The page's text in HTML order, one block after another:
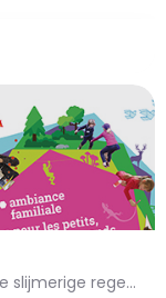
Wat vreselijk, een spin! Jakkes, een grote slijmerige regenworm! En slakken, daar wil ik het al helemaal niet…